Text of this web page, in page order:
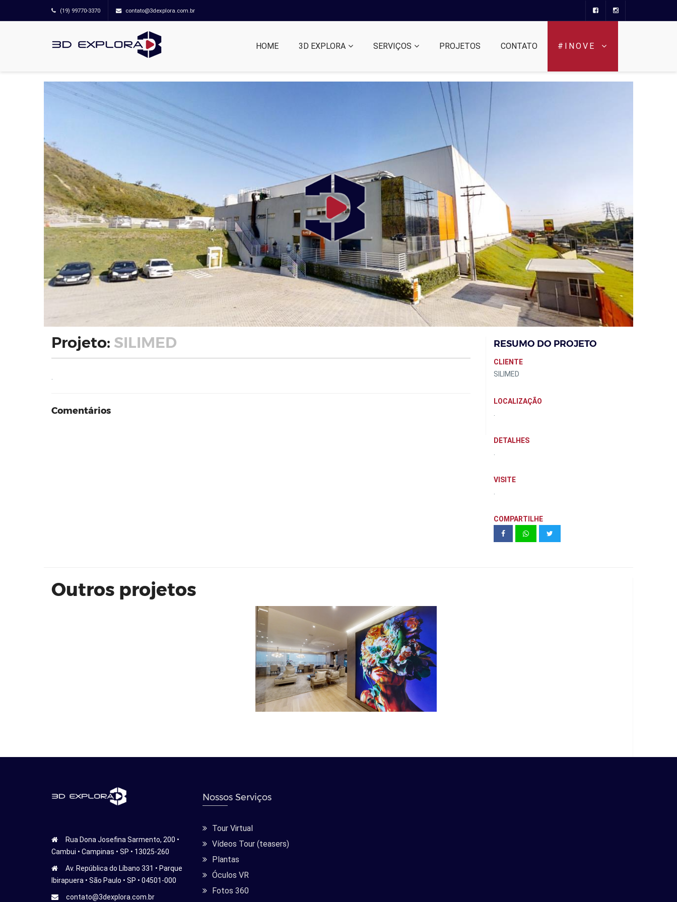
(19) 99770-3370 contato@3dexplora.com.br
HOME 3D EXPLORA SERVIÇOS PROJETOS CONTATO #INOVE
Projeto: SILIMED
Comentários
RESUMO DO PROJETO
CLIENTE
SILIMED
LOCALIZAÇÃO
DETALHES
VISITE
COMPARTILHE
Outros projetos
SKY Galleria
Rua Dona Josefina Sarmento, 200 •
Cambui • Campinas • SP • 13025-260
Av. República do Líbano 331 • Parque
Ibirapuera • São Paulo • SP • 04501-000
contato@3dexplora.com.br
Nossos Serviços
Tour Virtual
Vídeos Tour (teasers)
Plantas
Óculos VR
Fotos 360